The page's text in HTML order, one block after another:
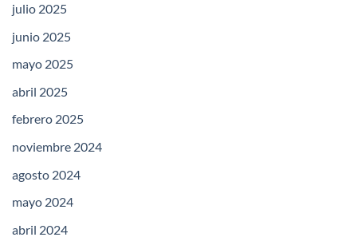
julio 2025
junio 2025
mayo 2025
abril 2025
febrero 2025
noviembre 2024
agosto 2024
mayo 2024
abril 2024